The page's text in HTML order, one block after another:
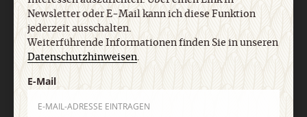
AGB und Widerrufsbelehrung Datenschutz
Barrierefreiheit
Newsletter oder E-Mail kann ich diese Funktion
jederzeit ausschalten.
Weiterführende Informationen finden Sie in unseren
Datenschutzhinweisen.
E-Mail